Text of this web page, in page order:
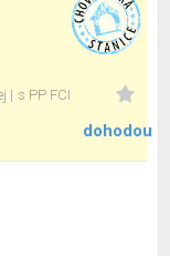
s PP FCI
dohodou